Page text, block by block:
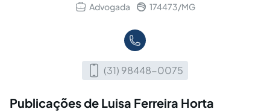
Advogada
174473/MG
(31) 98448-0075
Publicações de Luisa Ferreira Horta